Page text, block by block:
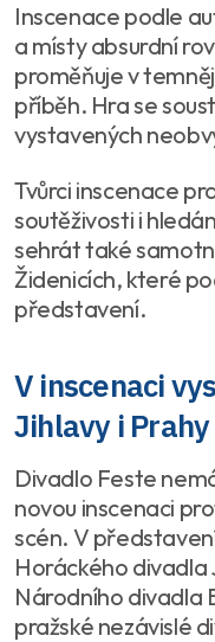
Inscenace podle
a místy absurdní
proměňuje v
příběh. Hra se
vystavených
Tvůrci inscenace
soutěživosti i
sehrát také
Židenicích, které
představení.
V inscenaci
Jihlavy i Prahy
Divadlo Feste
novou inscenaci
scén. V
Horáckého divadla
Národního divadla
pražské nezávislé